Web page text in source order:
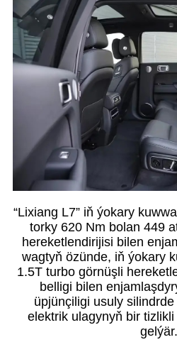
“Lixiang L7” iň ýokary
torky 620 Nm bolan 449
hereketlendirijisi bilen
wagtyň özünde, iň ýokary
1.5T turbo görnüşli
belligi bilen
üpjünçiligi usuly
elektrik ulagynyň bir
gelýär.